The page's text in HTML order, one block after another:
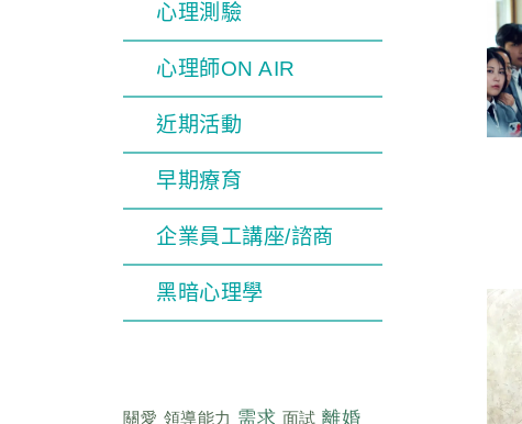
心理測驗
心理師ON AIR
近期活動
早期療育
企業員工講座/諮商
黑暗心理學
關愛 領導能力 需求 面試 離婚